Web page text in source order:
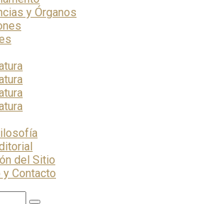
y Órganos
del Sitio
Contacto